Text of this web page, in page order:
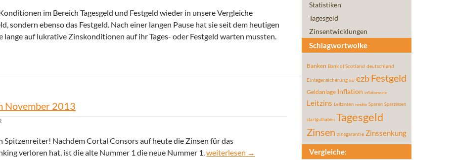
im Bereich Tagesgeld und Festgeld wieder in unsere Vergleiche
sondern ebenso das Festgeld. Nach einer langen Pause hat sie seit dem heutigen
lange auf lukrative Zinskonditionen auf ihr Tages- oder Festgeld warten mussten.
November 2013
Spitzenreiter! Nachdem Cortal Consors auf heute die Zinsen für das
verloren hat, ist die alte Nummer 1 die neue Nummer 1.Neuer Spitzenreiter beim Tagesgeld Ranking im November 2013
weiterlesen →
Statistiken
Tagesgeld
Zinsentwicklungen
Schlagwortwolke
Banken Bank of Scotland deutschland
Einlagensicherung EU ezbFestgeld
Geldanlage Inflation inflationsrate
Leitzins Leitzinsen rendite Sparen Sparzinsen
startguthaben Tagesgeld
Zinsen zinsgarantie Zinssenkung
Vergleiche: